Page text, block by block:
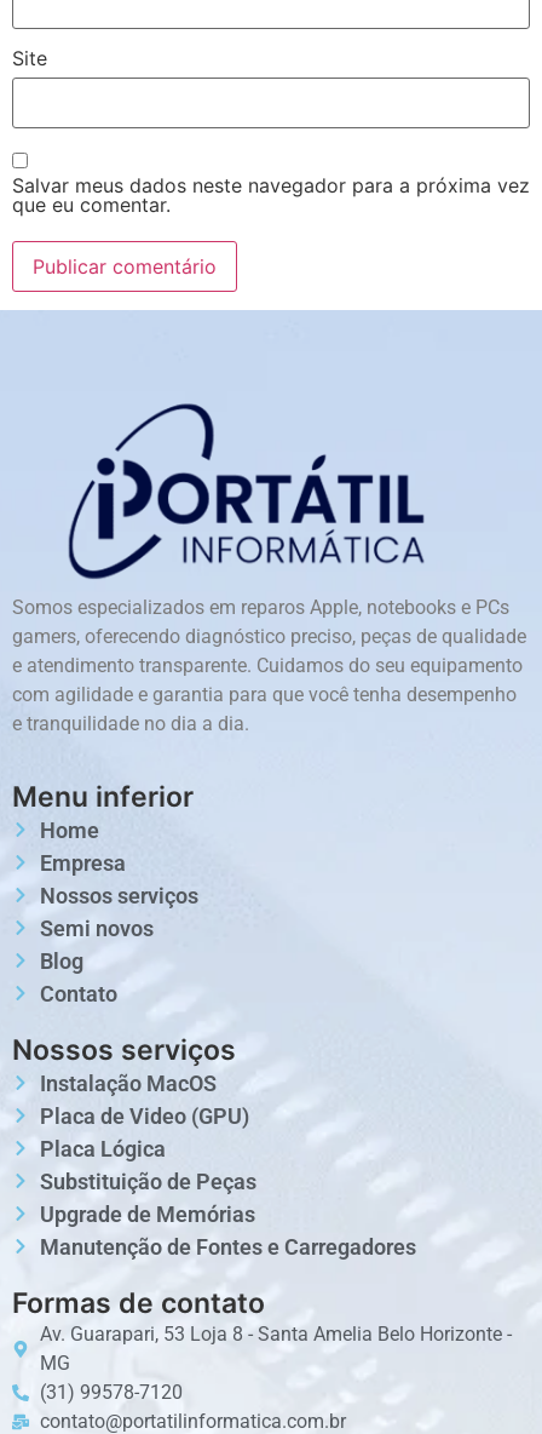
Site
Salvar meus dados neste navegador para a próxima vez
que eu comentar.
Somos especializados em reparos Apple, notebooks e PCs
gamers, oferecendo diagnóstico preciso, peças de qualidade
e atendimento transparente. Cuidamos do seu equipamento
com agilidade e garantia para que você tenha desempenho
e tranquilidade no dia a dia.
Menu inferior
Home
Empresa
Nossos serviços
Semi novos
Blog
Contato
Nossos serviços
Instalação MacOS
Placa de Video (GPU)
Placa Lógica
Substituição de Peças
Upgrade de Memórias
Manutenção de Fontes e Carregadores
Formas de contato
Av. Guarapari, 53 Loja 8 - Santa Amelia Belo Horizonte -
MG
(31) 99578-7120
contato@portatilinformatica.com.br